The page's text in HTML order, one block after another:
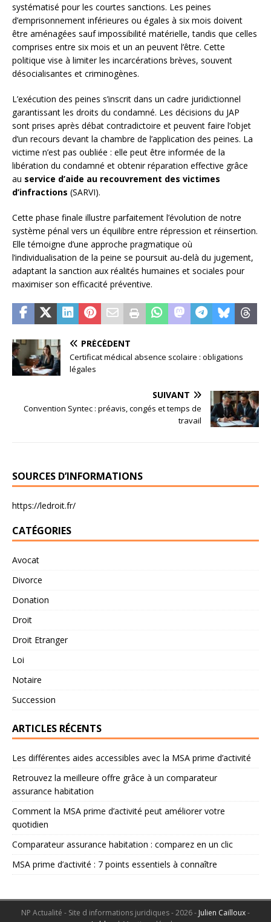
systématisé pour les courtes sanctions. Les peines
d’emprisonnement inférieures ou égales à six mois doivent
être aménagées sauf impossibilité matérielle, tandis que celles
comprises entre six mois et un an peuvent l’être. Cette
politique vise à limiter les incarcérations brèves, souvent
désocialisantes et criminogènes.
L’exécution des peines s’inscrit dans un cadre juridictionnel
garantissant les droits du condamné. Les décisions du JAP
sont prises après débat contradictoire et peuvent faire l’objet
d’un recours devant la chambre de l’application des peines. La
victime n’est pas oubliée : elle peut être informée de la
libération du condamné et obtenir réparation effective grâce
au service d’aide au recouvrement des victimes
d’infractions (SARVI).
Cette phase finale illustre parfaitement l’évolution de notre
système pénal vers un équilibre entre répression et réinsertion.
Elle témoigne d’une approche pragmatique où
l’individualisation de la peine se poursuit au-delà du jugement,
adaptant la sanction aux réalités humaines et sociales pour
maximiser son efficacité préventive.
PRÉCÉDENT
Certificat médical absence scolaire : obligations
légales
SUIVANT
Convention Syntec : préavis, congés et temps de
travail
SOURCES D’INFORMATIONS
https://ledroit.fr/
CATÉGORIES
Avocat
Divorce
Donation
Droit
Droit Etranger
Loi
Notaire
Succession
ARTICLES RÉCENTS
Les différentes aides accessibles avec la MSA prime d’activité
Retrouvez la meilleure offre grâce à un comparateur
assurance habitation
Comment la MSA prime d’activité peut améliorer votre
quotidien
Comparateur assurance habitation : comparez en un clic
MSA prime d’activité : 7 points essentiels à connaître
NP Actualité - Site d informations juridiques - 2026 - Julien Cailloux-